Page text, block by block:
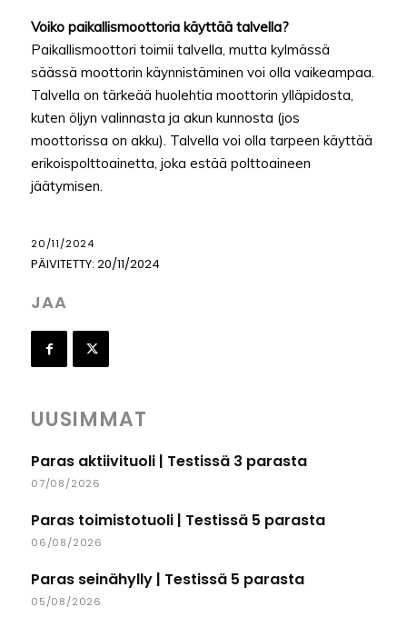
Voiko paikallismoottoria käyttää talvella?
Paikallismoottori toimii talvella, mutta kylmässä
säässä moottorin käynnistäminen voi olla vaikeampaa.
Talvella on tärkeää huolehtia moottorin ylläpidosta,
kuten öljyn valinnasta ja akun kunnosta (jos
moottorissa on akku). Talvella voi olla tarpeen käyttää
erikoispolttoainetta, joka estää polttoaineen
jäätymisen.
20/11/2024
PÄIVITETTY: 20/11/2024
JAA
UUSIMMAT
Paras aktiivituoli | Testissä 3 parasta
07/08/2026
Paras toimistotuoli | Testissä 5 parasta
06/08/2026
Paras seinähylly | Testissä 5 parasta
05/08/2026